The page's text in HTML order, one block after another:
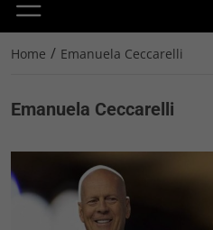
Home / Emanuela Ceccarelli
Emanuela Ceccarelli